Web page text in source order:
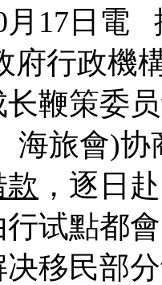
月17日電
府行政機
鞭策委
海旅會)
，逐日
行试點都
移民部